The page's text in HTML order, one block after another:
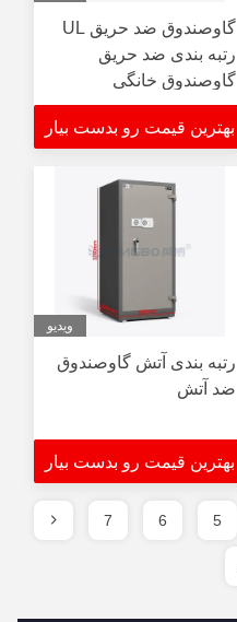
گاوصندوق ضد حریق UL
رتبه بندی ضد حریق
گاوصندوق خانگی
گاوصندوق 2 ساعته نسوز
استیل سایز بزرگ
بهترین قیمت رو بدست بیار
ویدیو
رتبه بندی آتش گاوصندوق
ضد آتش
بهترین قیمت رو بدست بیار
5
6
7